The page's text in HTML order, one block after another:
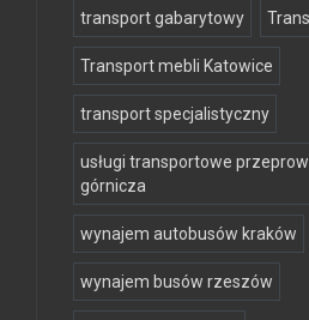
transport gabarytowy
Transport mebli Katowice
transport specjalistyczny
usługi transportowe
górnicza
wynajem autobusów kraków
wynajem busów rzeszów